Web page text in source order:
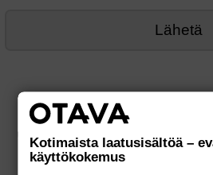
Kotimaista laatusisältöä –
käyttökokemus